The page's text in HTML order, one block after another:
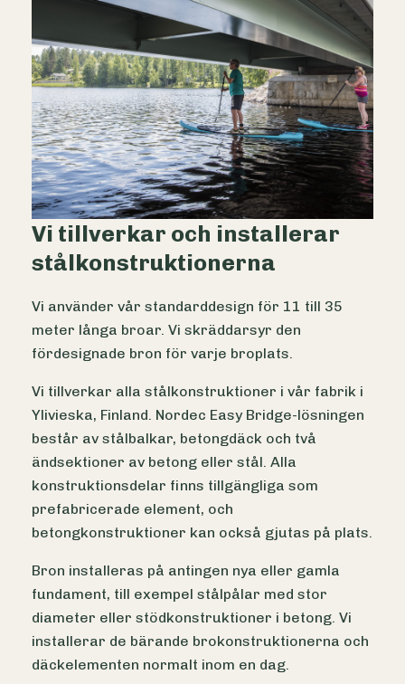
Vi tillverkar och installerar
stålkonstruktionerna
Vi använder vår standarddesign för 11 till 35
meter långa broar. Vi skräddarsyr den
fördesignade bron för varje broplats.
Vi tillverkar alla stålkonstruktioner i vår fabrik i
Ylivieska, Finland. Nordec Easy Bridge-lösningen
består av stålbalkar, betongdäck och två
ändsektioner av betong eller stål. Alla
konstruktionsdelar finns tillgängliga som
prefabricerade element, och
betongkonstruktioner kan också gjutas på plats.
Bron installeras på antingen nya eller gamla
fundament, till exempel stålpålar med stor
diameter eller stödkonstruktioner i betong. Vi
installerar de bärande brokonstruktionerna och
däckelementen normalt inom en dag.